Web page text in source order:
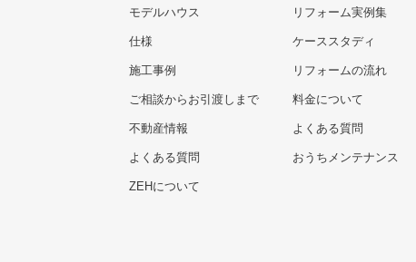
モデルハウス
仕様
施工事例
ご相談からお引渡しまで
不動産情報
よくある質問
ZEHについて
リフォーム実例集
ケーススタディ
リフォームの流れ
料金について
よくある質問
おうちメンテナンス